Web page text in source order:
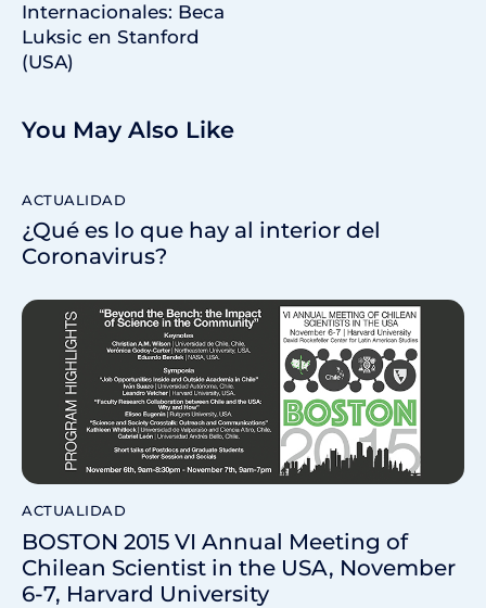
Internacionales: Beca
Luksic en Stanford
(USA)
You May Also Like
ACTUALIDAD
¿Qué es lo que hay al interior del
Coronavirus?
ACTUALIDAD
BOSTON 2015 VI Annual Meeting of
Chilean Scientist in the USA, November
6-7, Harvard University